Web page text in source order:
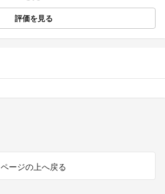
評価を見る
ページの上へ戻る